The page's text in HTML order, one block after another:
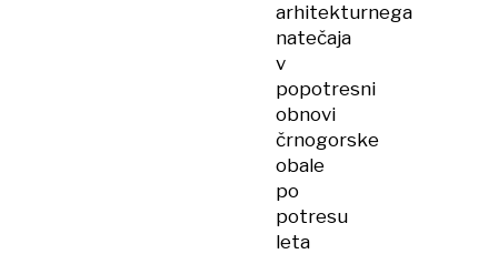
arhitekturnega
natečaja
v
popotresni
obnovi
črnogorske
obale
po
potresu
leta